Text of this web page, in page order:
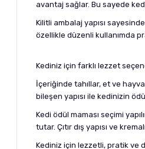
avantaj sağlar. Bu sayede
Kilitli ambalaj yapısı
özellikle düzenli kullanımda
Kediniz için farklı lezzet
İçeriğinde tahıllar, et ve
bileşen yapısı ile kedinizin
Kedi ödül maması seçimi
tutar. Çıtır dış yapısı ve
Kediniz için lezzetli, pratik ve